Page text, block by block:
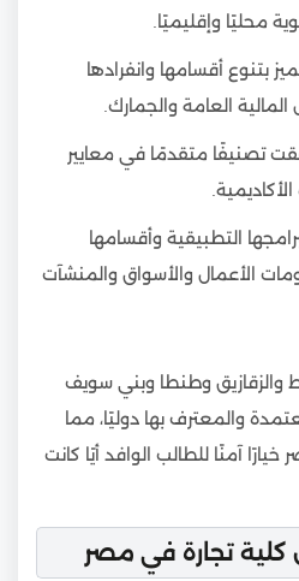
محليًا وإقليميًا.
بتنوع أقسامها وانفرادها
العامة والجمارك.
تصنيفًا متقدمًا في معايير
التطبيقية وأقسامها
الأعمال والأسواق والمنشآت
والزقازيق وطنطا وبني سويف
والمعترف بها دوليًا، مما
آمنًا للطالب الوافد أيًا كانت
كلية تجارة في مصر